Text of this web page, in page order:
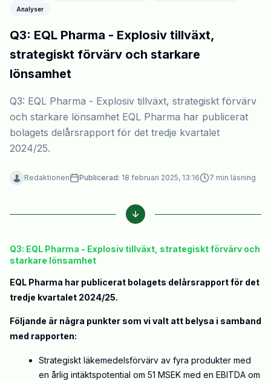
Analyser
Q3: EQL Pharma - Explosiv tillväxt,
strategiskt förvärv och starkare
lönsamhet
Q3: EQL Pharma - Explosiv tillväxt, strategiskt förvärv
och starkare lönsamhet EQL Pharma har publicerat
bolagets delårsrapport för det tredje kvartalet
2024/25.
Redaktionen Publicerad: 18 februari 2025, 13:16 7 min läsning
Q3: EQL Pharma - Explosiv tillväxt, strategiskt förvärv och
starkare lönsamhet
EQL Pharma har publicerat bolagets delårsrapport för det
tredje kvartalet 2024/25.
Följande är några punkter som vi valt att belysa i samband
med rapporten:
Strategiskt läkemedelsförvärv av fyra produkter med
en årlig intäktspotential om 51 MSEK med en EBITDA om